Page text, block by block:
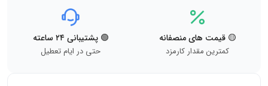
🟡 قیمت های منصفانه
کمترین مقدار کارمزد
🟢 پشتیبانی ۲۴ ساعته
حتی در ایام تعطیل